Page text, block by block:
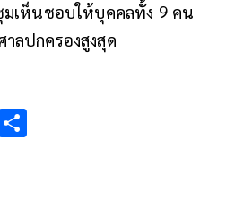
เห็นชอบให้บุคคลทั้ง 9 คน
าลปกครองสูงสุด